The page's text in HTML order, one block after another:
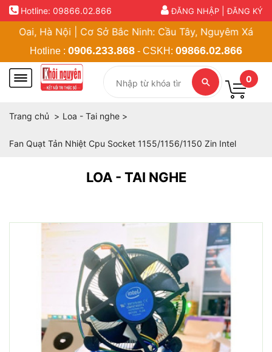
ĐĂNG NHẬP |ĐĂNG KÝ
Hotline: 09866.02.866
Hà Nội | Cơ Sở Bắc Ninh: Cầu Tây, Nguyêm Xá, Thị
Hotline : 0906.233.868 - CSKH: 09866.02.866
0
Trang chủ Loa - Tai nghe
Fan Quạt Tản Nhiệt Cpu Socket 1155/1156/1150 Zin Intel
LOA - TAI NGHE